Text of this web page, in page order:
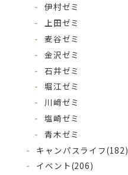
伊村ゼミ
上田ゼミ
麦谷ゼミ
金沢ゼミ
石井ゼミ
堀江ゼミ
川﨑ゼミ
塩崎ゼミ
青木ゼミ
キャンパスライフ(182)
イベント(206)